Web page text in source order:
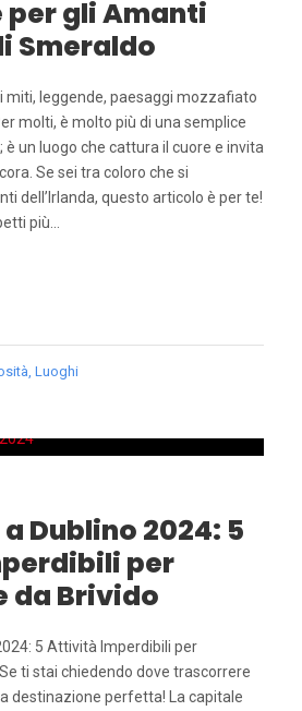
per gli Amanti
Smeraldo
miti, leggende, paesaggi mozzafiato
molti, è molto più di una semplice
un luogo che cattura il cuore e invita
Se sei tra coloro che si
dell’Irlanda, questo articolo è per te!
più...
Luoghi
Dublino 2024: 5
per
da Brivido
5 Attività Imperdibili per
ti stai chiedendo dove trascorrere
destinazione perfetta! La capitale